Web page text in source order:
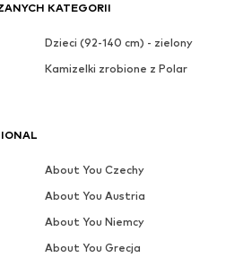
KATEGORII
Dzieci (92-140 cm) - zielony
Kamizelki zrobione z Polar
About You Czechy
About You Austria
About You Niemcy
About You Grecja